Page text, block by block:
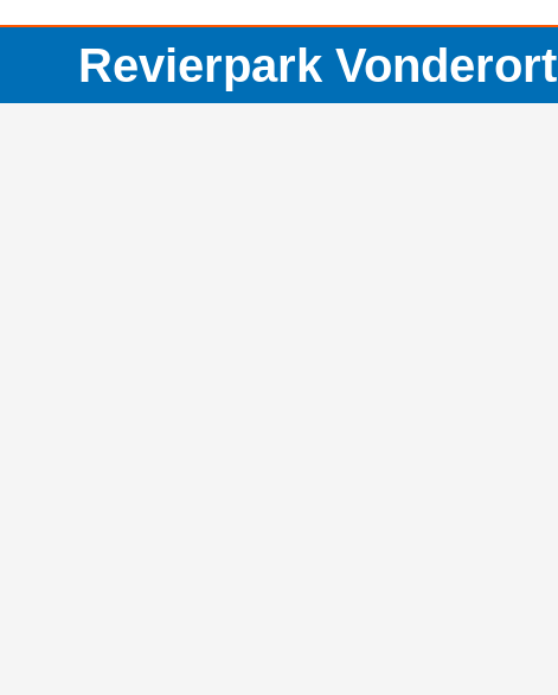
Revierpark Vonderort